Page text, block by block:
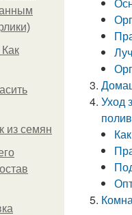
из семян
Уход